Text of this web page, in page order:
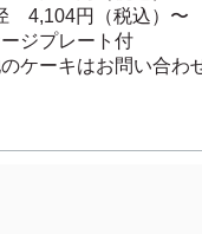
4,104円（税込）〜
ジプレート付
ケーキはお問い合わ